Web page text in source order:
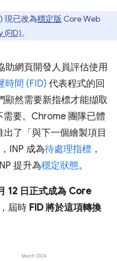
現已改為穩定版 Core Web
(FID)。
助網頁開發人員評估使用
時間 (FID) 代表程式的回
顯然需要新指標才能擷取
要。Chrome 團隊已體
了「與下一個繪製項目
INP 成為待處理指標 ，
提升為穩定狀態。
12 日正式成為 Core
，屆時 FID 將於這項轉換